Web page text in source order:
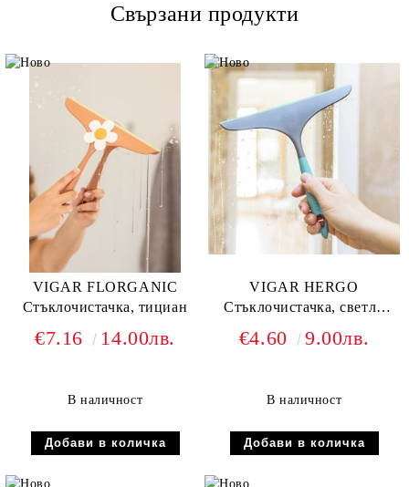
Свързани продукти
VIGAR FLORGANIC
Стъклочистачка, тициан
€7.16 14.00лв.
В наличност
VIGAR HERGO
Стъклочистачка, светло
€4.60 9.00лв.
В наличност